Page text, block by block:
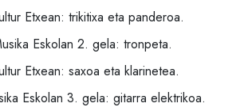
Etxean: trikitixa eta panderoa.
Eskolan 2. gela: tronpeta.
Etxean: saxoa eta klarinetea.
Eskolan 3. gela: gitarra elektrikoa.